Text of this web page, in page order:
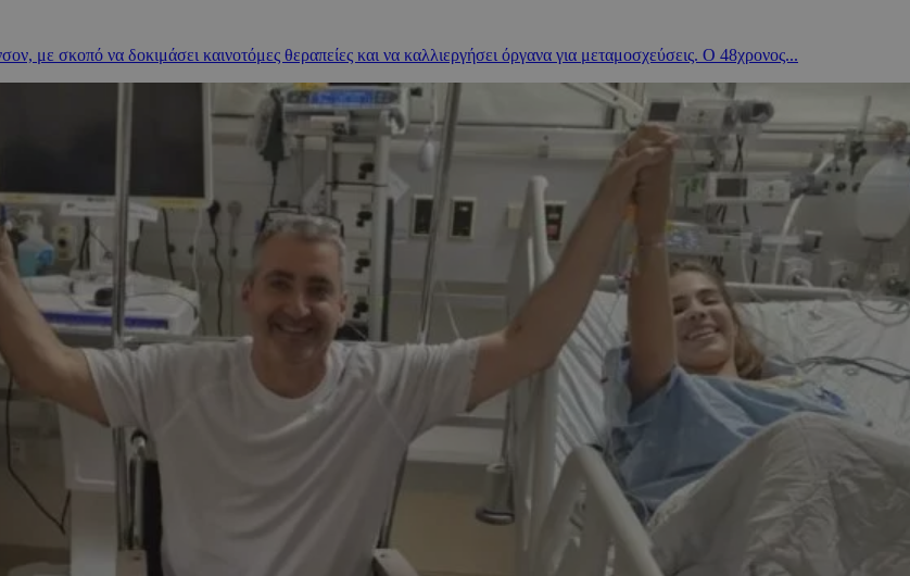
με σκοπό να δοκιμάσει καινοτόμες θεραπείες και να καλλιεργήσει όργανα για μεταμοσχεύσεις. Ο 48χρονος...